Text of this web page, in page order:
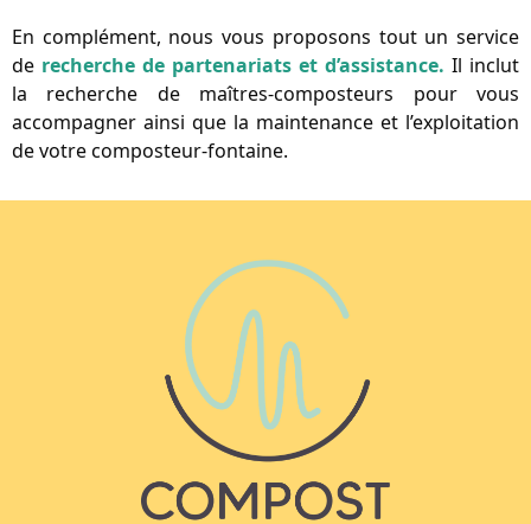
En complément, nous vous proposons tout un service
de recherche de partenariats et d’assistance. Il inclut
la recherche de maîtres-composteurs pour vous
accompagner ainsi que la maintenance et l’exploitation
de votre composteur-fontaine.